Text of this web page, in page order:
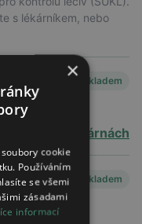
s lékárníkem, nebo
Skladem
ve 4 lékárnách
Skladem
×
cookie
Používáním
se všemi
zásadami
informací